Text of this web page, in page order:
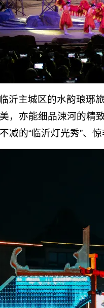
沂主城区的水韵琅琊
，亦能细品涑河的精
减的“临沂灯光秀”、